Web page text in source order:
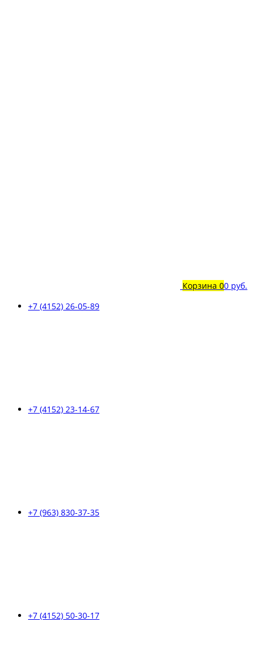
Корзина 00 руб.
+7 (4152) 26-05-89
+7 (4152) 23-14-67
+7 (963) 830-37-35
+7 (4152) 50-30-17